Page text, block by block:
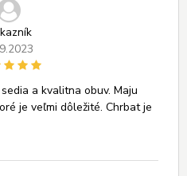
a kvalitna obuv. Maju
je veľmi dôležité. Chrbat je